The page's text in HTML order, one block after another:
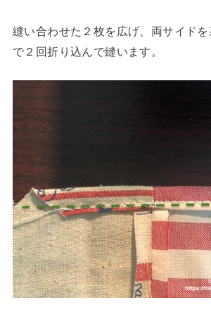
縫い合わせた２枚を広げ、両サイド
で２回折り込んで縫います。